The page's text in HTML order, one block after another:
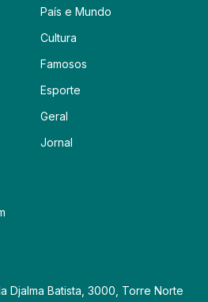
País e Mundo
Cultura
Famosos
Esporte
Geral
Jornal
Djalma Batista, 3000, Torre Norte